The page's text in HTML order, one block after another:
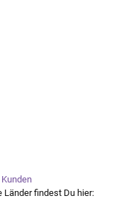
Länder findest Du hier: